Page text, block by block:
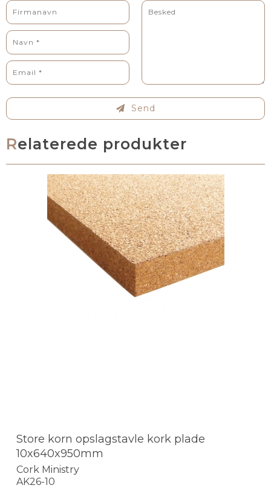
Send
Relaterede produkter
Store korn opslagstavle kork plade
10x640x950mm
Cork Ministry
AK26-10